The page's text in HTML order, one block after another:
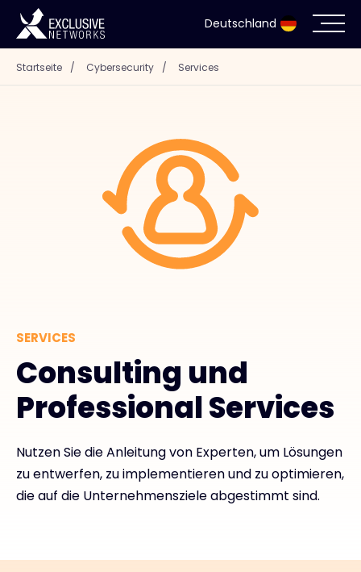
Deutschland
Cybersecurity
Unternehmen
Exclusive Access - Erfahren Sie mehr
Kontakt
#weareexclusive
Startseite / Cybersecurity / Services
SERVICES
Consulting und
Professional Services
Nutzen Sie die Anleitung von Experten, um Lösungen
zu entwerfen, zu implementieren und zu optimieren,
die auf die Unternehmensziele abgestimmt sind.